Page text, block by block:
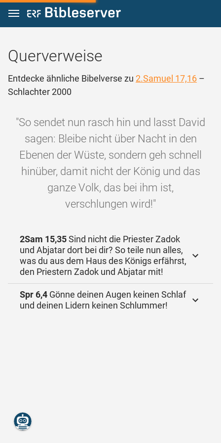
Zum Inhalt springen
Querverweise
Entdecke ähnliche Bibelverse zu 2.Samuel 17,16 –
Schlachter 2000
"So sendet nun rasch hin und lasst David
sagen: Bleibe nicht über Nacht in den
Ebenen der Wüste, sondern geh schnell
hinüber, damit nicht der König und das
ganze Volk, das bei ihm ist,
verschlungen wird!"
2Sam 15,35Sind nicht die Priester Zadok
und Abjatar dort bei dir? So teile nun alles,
was du aus dem Haus des Königs erfährst,
den Priestern Zadok und Abjatar mit!
Spr 6,4 Gönne deinen Augen keinen Schlaf
und deinen Lidern keinen Schlummer!